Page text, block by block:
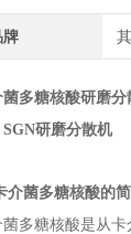
牌
菌多糖核酸研磨分
SGN研磨分散机
介菌多糖核酸的
菌多糖核酸是从